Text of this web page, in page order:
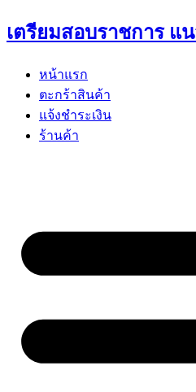
Skip
to
เตรียมสอบราชการ แ
หน้าแรก
ตะกร้าสินค้า
แจ้งชำระเงิน
ร้านค้า